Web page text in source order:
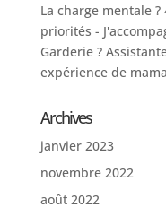
La charge mentale
priorités -
Garderie ?
expérience de
Archives
janvier 2023
novembre 2022
août 2022